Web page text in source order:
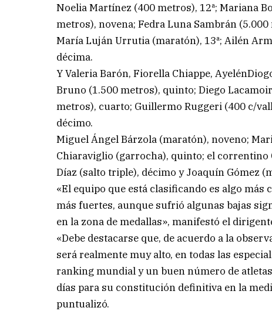
Noelia Martínez (400 metros), 12ª; Mariana
metros), novena; Fedra Luna Sambrán
María Luján Urrutia (maratón), 13ª; Ailén
décima.
Y Valeria Barón, Fiorella Chiappe,
Bruno (1.500 metros), quinto; Diego
metros), cuarto; Guillermo Ruggeri (400 c/
décimo.
Miguel Ángel Bárzola (maratón), noveno;
Chiaraviglio (garrocha), quinto; el
Díaz (salto triple), décimo y Joaquín Gómez
«El equipo que está clasificando es algo
más fuertes, aunque sufrió algunas bajas
en la zona de medallas», manifestó el
«Debe destacarse que, de acuerdo a la
será realmente muy alto, en todas las
ranking mundial y un buen número de
días para su constitución definitiva en la
puntualizó.